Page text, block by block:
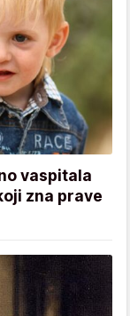
vaspitala
zna prave